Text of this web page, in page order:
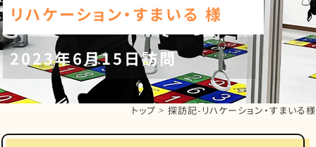
リハケーション・すまいる 様
2023年6月15日訪問
トップ 探訪記-リハケーション・すまいる様